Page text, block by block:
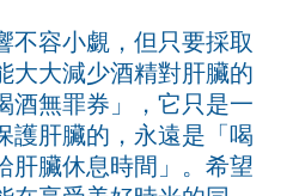
不容小覷，但只要採取
大大減少酒精對肝臟的
酒無罪券」，它只是一
護肝臟的，永遠是「喝
肝臟休息時間」。希望